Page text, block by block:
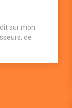
sur mon
de